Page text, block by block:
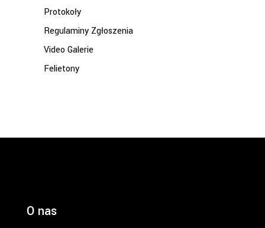
Protokoły
Regulaminy Zgłoszenia
Video Galerie
Felietony
O nas